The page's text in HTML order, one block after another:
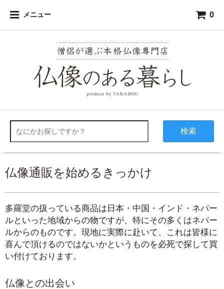
メニュー 0
検索
仏像通販を始めるきっかけ
多羅堂の扱っている商品は日本・中国・インド・ネパー
ルといった地域からの物ですが、特にその多くはネパー
ルからのものです。現地に実際に赴いて、これは皆様に
喜んで頂けるのではないかというものを必死で探して買
い付けております。
仏像との出会い